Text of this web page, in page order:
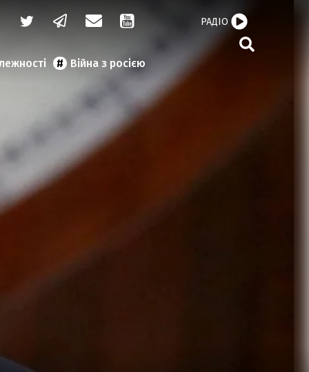
Війна з росією
РАДІО